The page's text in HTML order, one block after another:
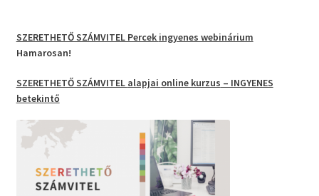
SZERETHETŐ SZÁMVITEL Percek ingyenes webinárium
Hamarosan!
SZERETHETŐ SZÁMVITEL alapjai online kurzus – INGYENES
betekintő